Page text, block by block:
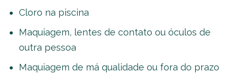
Cloro na piscina
Maquiagem, lentes de contato ou óculos de
outra pessoa
Maquiagem de má qualidade ou fora do prazo